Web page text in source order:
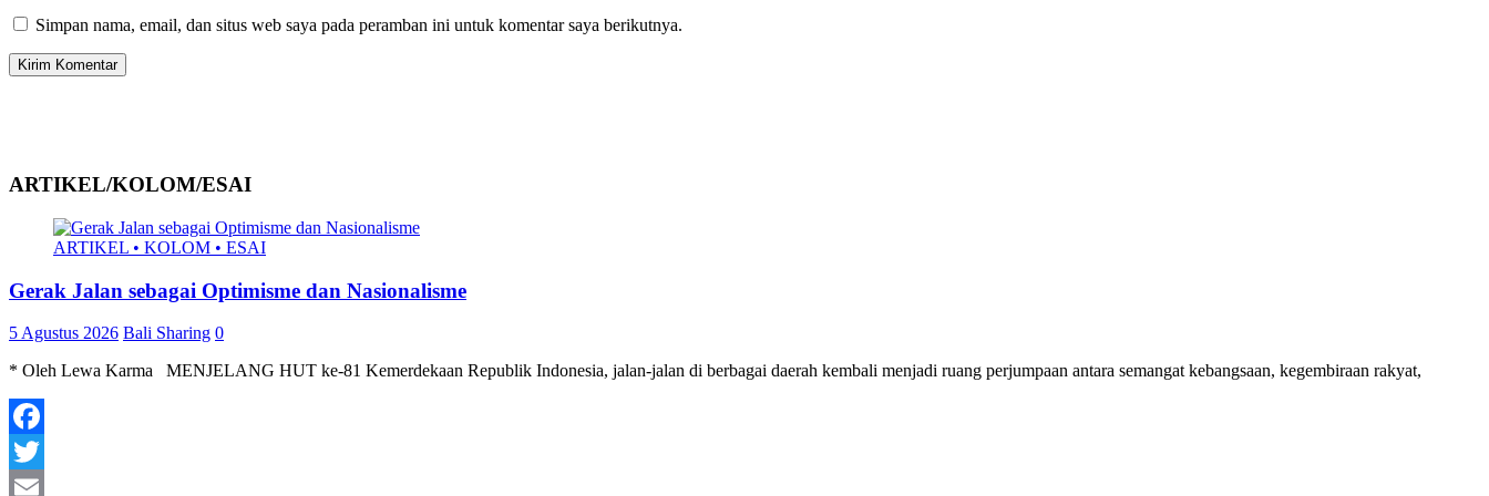
Simpan nama, email, dan situs web saya pada peramban ini untuk komentar saya berikutnya.
ARTIKEL/KOLOM/ESAI
ARTIKEL • KOLOM • ESAI
Gerak Jalan sebagai Optimisme dan Nasionalisme
5 Agustus 2026 Bali Sharing 0
* Oleh Lewa Karma MENJELANG HUT ke-81 Kemerdekaan Republik Indonesia, jalan-jalan di berbagai daerah kembali menjadi ruang perjumpaan antara semangat kebangsaan, kegembiraan rakyat,
Facebook
Twitter